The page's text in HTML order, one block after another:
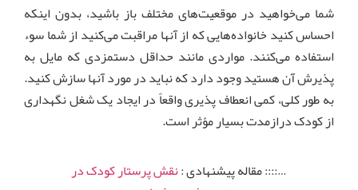
شما می‌خواهید در موقعیت‌های مختلف باز باشید، بدون اینکه
احساس کنید خانواده‌هایی که از آنها مراقبت می‌کنید از شما سوء
استفاده می‌کنند. مواردی مانند حداقل دستمزدی که مایل به
پذیرش آن هستید وجود دارد که نباید در مورد آنها سازش کنید.
به طور کلی، کمی انعطاف پذیری واقعاً در ایجاد یک شغل نگهداری
از کودک درازمدت بسیار مؤثر است.
…:::: مقاله پیشنهادی :نقش پرستار کودک در